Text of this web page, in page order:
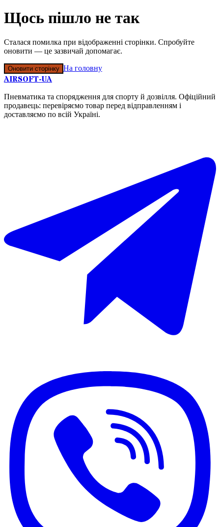
Щось пішло не так
Сталася помилка при відображенні сторінки. Спробуйте
оновити — це зазвичай допомагає.
Оновити сторінку На головну
AIRSOFT-UA
Пневматика та спорядження для спорту й дозвілля. Офіційний
продавець: перевіряємо товар перед відправленням і
доставляємо по всій Україні.